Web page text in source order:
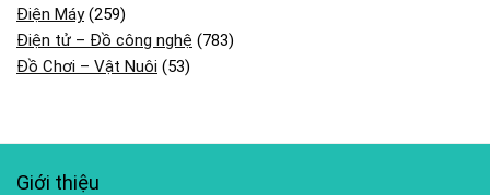
Điện Máy(259)
Điện tử – Đồ công nghệ (783)
Đồ Chơi – Vật Nuôi (53)
Giới thiệu